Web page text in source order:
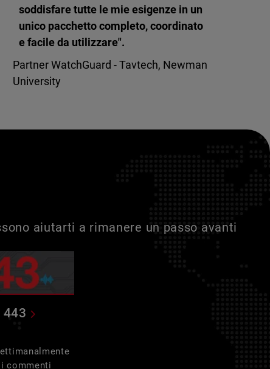
soddisfare tutte le mie esigenze in un
unico pacchetto completo, coordinato
e facile da utilizzare".
Partner WatchGuard - Tavtech, Newman
University
aiutarti a rimanere un passo avanti
443
commenti